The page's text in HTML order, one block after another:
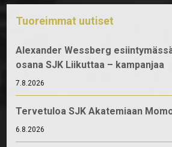
Tuoreimmat uutiset
Alexander Wessberg
osana SJK Liikuttaa – kampanjaa
7.8.2026
Tervetuloa SJK Akatemiaan
6.8.2026